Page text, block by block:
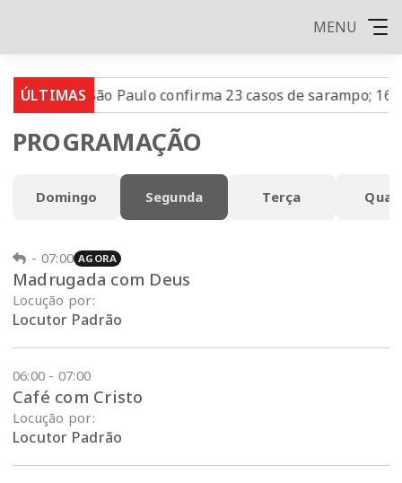
MENU
ÚLTIMAS
Estado de São Paulo confirma 23 casos de sarampo; 16
PROGRAMAÇÃO
Domingo Segunda Terça
- 07:00 AGORA
Madrugada com Deus
Locução por:
Locutor Padrão
06:00 - 07:00
Café com Cristo
Locução por:
Locutor Padrão